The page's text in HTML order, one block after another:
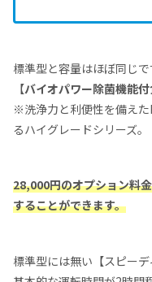
標準型と容量はほぼ同じ
【バイオパワー除菌機能
※洗浄力と利便性を備え
るハイグレードシリーズ。
28,000円のオプション料
することができます。
標準型には無い【スピーデ